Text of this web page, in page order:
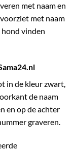
met naam en
met naam
vinden
in de kleur zwart,
de naam
en op de achter
graveren.